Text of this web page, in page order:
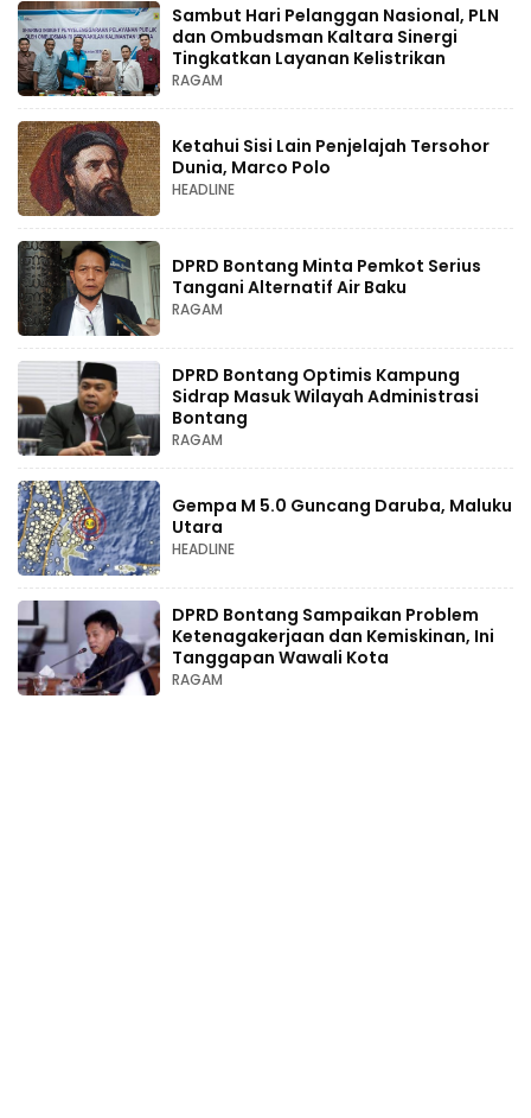
Sambut Hari Pelanggan Nasional, PLN
dan Ombudsman Kaltara Sinergi
Tingkatkan Layanan Kelistrikan
RAGAM
Ketahui Sisi Lain Penjelajah Tersohor
Dunia, Marco Polo
HEADLINE
DPRD Bontang Minta Pemkot Serius
Tangani Alternatif Air Baku
RAGAM
DPRD Bontang Optimis Kampung
Sidrap Masuk Wilayah Administrasi
Bontang
RAGAM
Gempa M 5.0 Guncang Daruba, Maluku
Utara
HEADLINE
DPRD Bontang Sampaikan Problem
Ketenagakerjaan dan Kemiskinan, Ini
Tanggapan Wawali Kota
RAGAM